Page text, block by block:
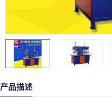
产品描述